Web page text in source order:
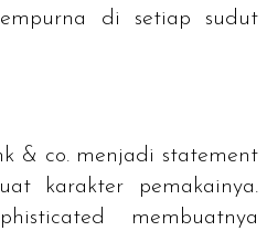
di setiap sudut
& co. menjadi statement
karakter pemakainya.
membuatnya